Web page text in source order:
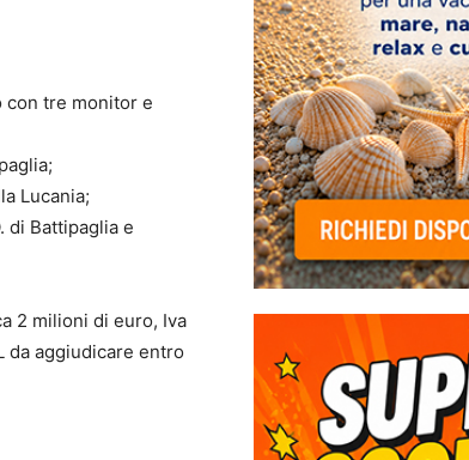
con tre monitor e
Lucania;
di Battipaglia e
2 milioni di euro, Iva
da aggiudicare entro